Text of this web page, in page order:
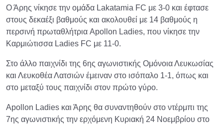
Ο Άρης νίκησε την ομάδα Lakatamia FC με 3-0 και έφτασε
στους δεκαέξι βαθμούς και ακολουθεί με 14 βαθμούς η
περσινή πρωταθλήτρια Apollon Ladies, που νίκησε την
Καρμιώτισσα Ladies FC με 11-0.
Στο άλλο παιχνίδι της 6ης αγωνιστικής Ομόνοια Λευκωσίας
και Λευκοθέα Λατσιών έμειναν στο ισόπαλο 1-1, όπως και
στο μεταξύ τους παιχνίδι στον πρώτο γύρο.
Apollon Ladies και Άρης θα συναντηθούν στο ντέρμπι της
7ης αγωνιστικής την ερχόμενη Κυριακή 24 Νοεμβρίου στο